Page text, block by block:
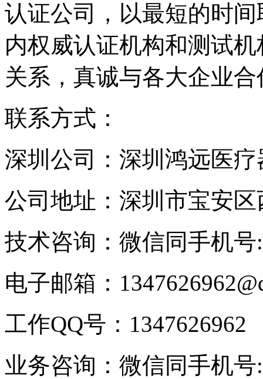
认证公司，以最短的时
内权威认证机构和测试
关系，真诚与各大企业
联系方式：
深圳公司：深圳鸿远医
公司地址：深圳市宝安
技术咨询：微信同手机号
电子邮箱：
工作QQ号：1347626962
业务咨询：微信同手机号